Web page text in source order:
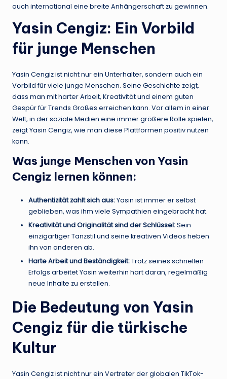
auch international eine breite Anhängerschaft zu gewinnen.
Yasin Cengiz: Ein Vorbild
für junge Menschen
Yasin Cengiz ist nicht nur ein Unterhalter, sondern auch ein
Vorbild für viele junge Menschen. Seine Geschichte zeigt,
dass man mit harter Arbeit, Kreativität und einem guten
Gespür für Trends Großes erreichen kann. Vor allem in einer
Welt, in der soziale Medien eine immer größere Rolle spielen,
zeigt Yasin Cengiz, wie man diese Plattformen positiv nutzen
kann.
Was junge Menschen von Yasin
Cengiz lernen können:
Authentizität zahlt sich aus:Yasin ist immer er selbst
geblieben, was ihm viele Sympathien eingebracht hat.
Kreativität und Originalität sind der Schlüssel:Sein
einzigartiger Tanzstil und seine kreativen Videos heben
ihn von anderen ab.
Harte Arbeit und Beständigkeit:Trotz seines schnellen
Erfolgs arbeitet Yasin weiterhin hart daran, regelmäßig
neue Inhalte zu erstellen.
Die Bedeutung von Yasin
Cengiz für die türkische
Kultur
Yasin Cengiz ist nicht nur ein Vertreter der globalen TikTok-